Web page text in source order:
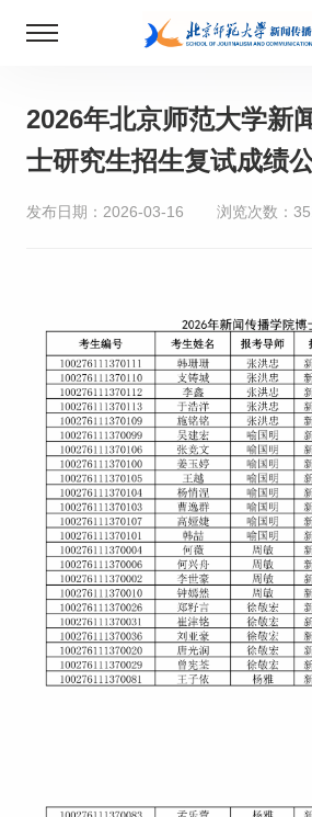
首页
新传风华
人才培养
招生就业
党团学工
2026年北京师范大学新
士研究生招生复试成绩
发布日期：2026-03-16 浏览次数：